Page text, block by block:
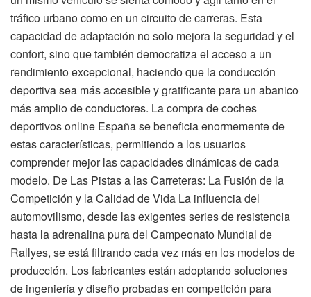
tráfico urbano como en un circuito de carreras. Esta
capacidad de adaptación no solo mejora la seguridad y el
confort, sino que también democratiza el acceso a un
rendimiento excepcional, haciendo que la conducción
deportiva sea más accesible y gratificante para un abanico
más amplio de conductores. La compra de coches
deportivos online España se beneficia enormemente de
estas características, permitiendo a los usuarios
comprender mejor las capacidades dinámicas de cada
modelo. De Las Pistas a las Carreteras: La Fusión de la
Competición y la Calidad de Vida La influencia del
automovilismo, desde las exigentes series de resistencia
hasta la adrenalina pura del Campeonato Mundial de
Rallyes, se está filtrando cada vez más en los modelos de
producción. Los fabricantes están adoptando soluciones
de ingeniería y diseño probadas en competición para